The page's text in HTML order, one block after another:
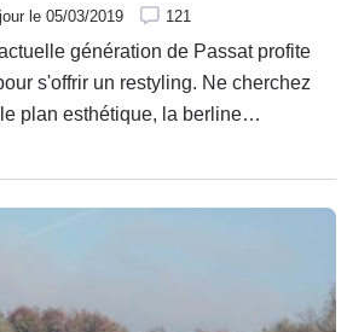
le 05/03/2019 121
génération de Passat profite
s'offrir un restyling. Ne cherchez
plan esthétique, la berline